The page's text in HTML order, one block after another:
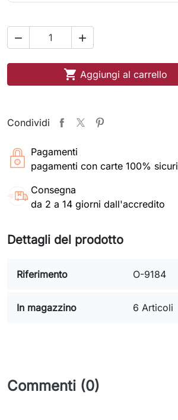
 
 Aggiungi al carrello
Condividi
Pagamenti
pagamenti con carte 100% sicuri
Consegna
da 2 a 14 giorni dall'accredito
Dettagli del prodotto
Riferimento O-9184
In magazzino 6 Articoli
Commenti (0)